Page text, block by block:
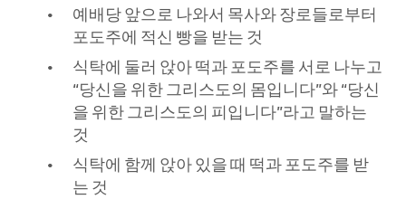
예배당 앞으로 나와서 목사와 장로들로부터
포도주에 적신 빵을 받는 것
식탁에 둘러 앉아 떡과 포도주를 서로 나누고
“당신을 위한 그리스도의 몸입니다”와 “당신
을 위한 그리스도의 피입니다”라고 말하는
것
식탁에 함께 앉아 있을 때 떡과 포도주를 받
는 것